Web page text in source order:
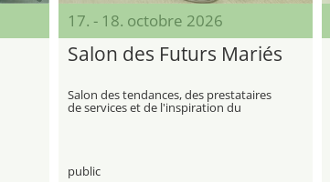
17. - 18. octobre 2026
Salon des Futurs Mariés
Salon des tendances, des prestataires
de services et de l'inspiration du
public